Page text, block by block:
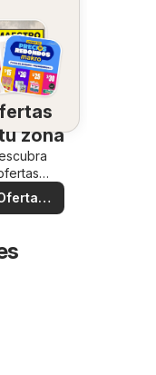
zona